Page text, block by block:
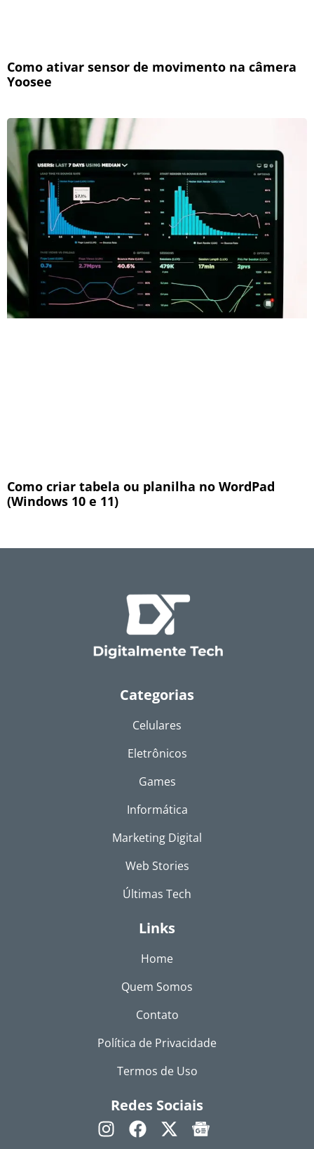
Como ativar sensor de movimento na câmera
Yoosee
Como criar tabela ou planilha no WordPad
(Windows 10 e 11)
Categorias
Celulares
Eletrônicos
Games
Informática
Marketing Digital
Web Stories
Últimas Tech
Links
Home
Quem Somos
Contato
Política de Privacidade
Termos de Uso
Redes Sociais